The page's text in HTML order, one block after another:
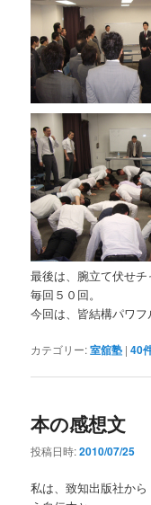
最後は、腕立て伏せチ
毎回５０回。
今回は、皆結構パワフ
カテゴリー:室舘塾 |40
本の感想文
投稿日時:2010/07/25
私は、致知出版社か